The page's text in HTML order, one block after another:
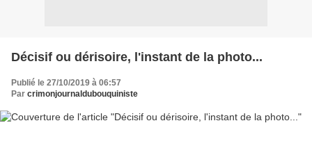
Décisif ou dérisoire, l'instant de la photo...
Publié le 27/10/2019 à 06:57
Par crimonjournaldubouquiniste